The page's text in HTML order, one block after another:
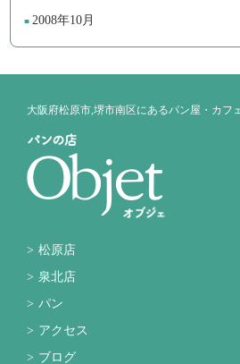
2008年10月
大阪府松原市,堺市南区にあるパン屋・カフ
松原店
泉北店
パン
アクセス
ブログ